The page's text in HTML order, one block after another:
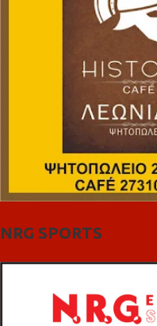
NRG SPORTS